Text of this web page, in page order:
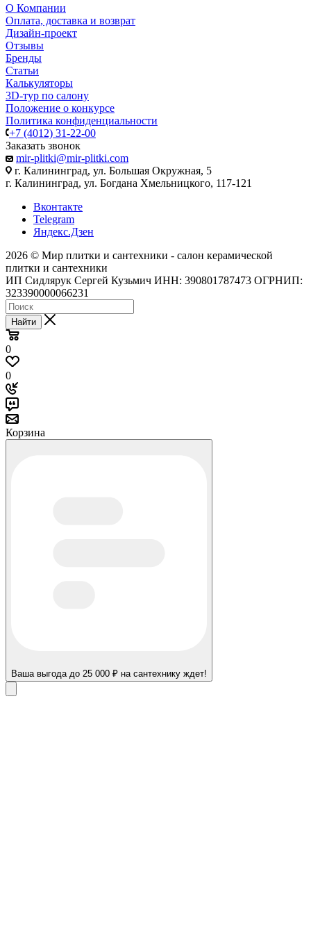
О Компании
Оплата, доставка и возврат
Дизайн-проект
Отзывы
Бренды
Статьи
Калькуляторы
3D-тур по салону
Положение о конкурсе
Политика конфиденциальности
+7 (4012) 31-22-00
Заказать звонок
mir-plitki@mir-plitki.com
г. Калининград, ул. Большая Окружная, 5
г. Калининград, ул. Богдана Хмельницкого, 117-121
Вконтакте
Telegram
Яндекс.Дзен
2026 © Мир плитки и сантехники - салон керамической
плитки и сантехники
ИП Сидлярук Сергей Кузьмич ИНН: 390801787473 ОГРНИП:
323390000066231
Найти
0
0
Корзина
Ваша выгода до 25 000 ₽ на сантехнику ждет!